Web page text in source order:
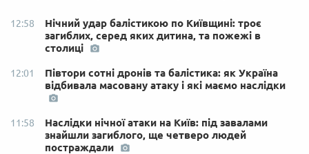
12:58
Нічний удар балістикою по Київщині: троє
загиблих, серед яких дитина, та пожежі в
столиці
12:01
Півтори сотні дронів та балістика: як Україна
відбивала масовану атаку і які маємо наслідки
11:58
Наслідки нічної атаки на Київ: під завалами
знайшли загиблого, ще четверо людей
постраждали